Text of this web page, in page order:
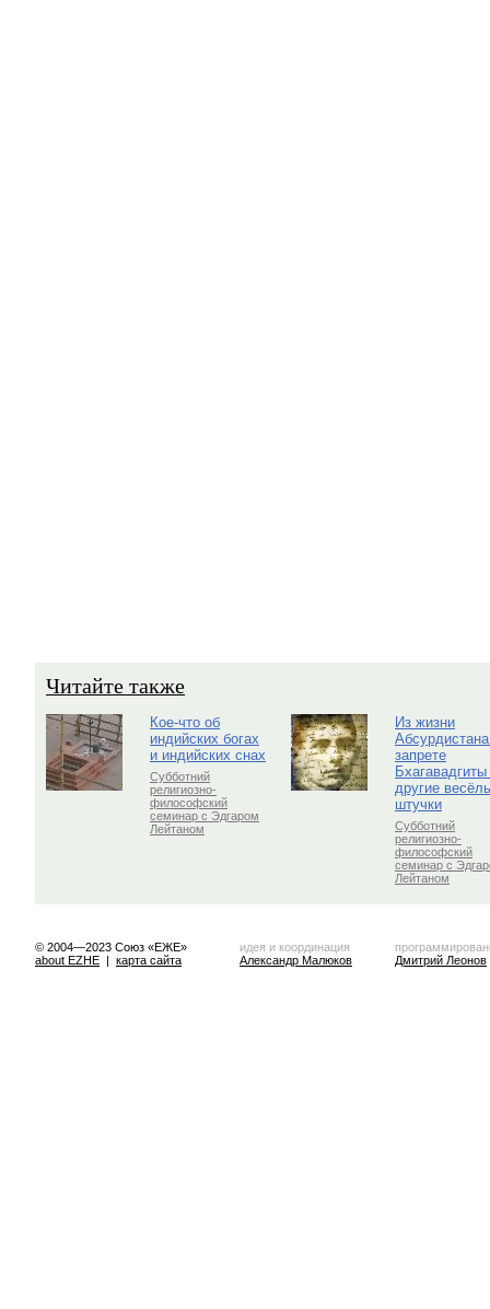
Читайте также
Кое-что об
индийских богах
и индийских снах
Субботний
религиозно-
философский
семинар с Эдгаром
Лейтаном
Из жизни
запрете
Бхагавадгиты
другие
штучки
Субботний
религиозно-
философский
семинар с
Лейтаном
© 2004—2023 Союз «ЕЖЕ»
about EZHE | карта сайта
идея и координация
Александр Малюков
Дмитрий Леонов